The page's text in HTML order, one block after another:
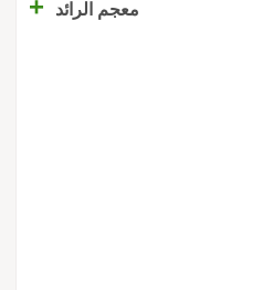
معجم الرائد